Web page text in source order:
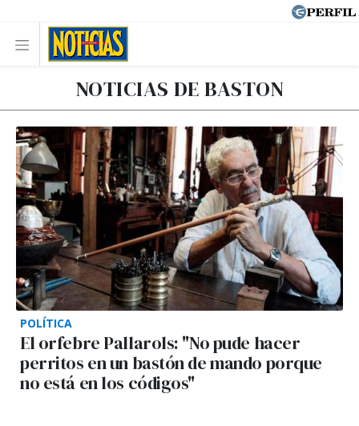
NOTICIAS DE BASTON
POLÍTICA
El orfebre Pallarols: "No pude hacer
perritos en un bastón de mando porque
no está en los códigos"